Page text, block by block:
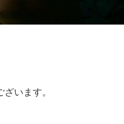
います。